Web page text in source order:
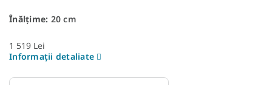
Înălțime: 20 cm
1 519 Lei
Informaţii detaliate